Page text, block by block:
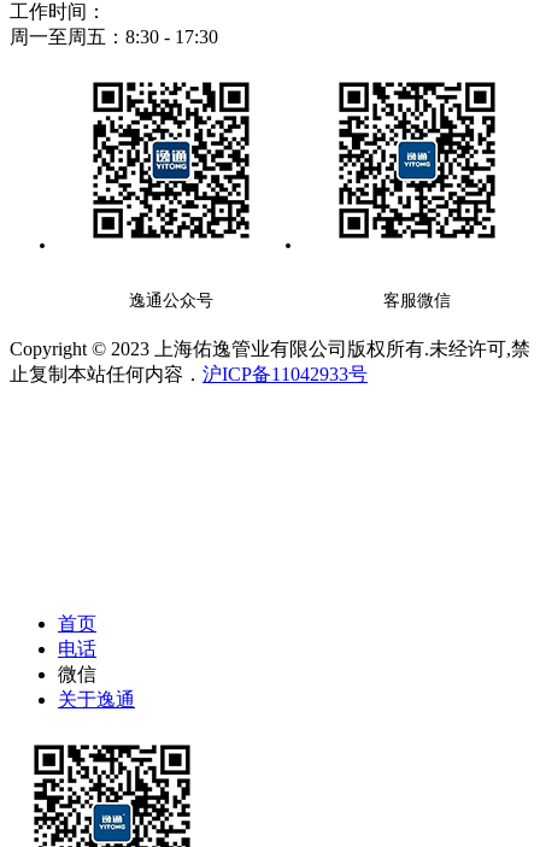
工作时间：
周一至周五：8:30 - 17:30
逸通公众号 客服微信
Copyright © 2023 上海佑逸管业有限公司版权所有.未经许可,禁
止复制本站任何内容． 沪ICP备11042933号
首页
电话
微信
关于逸通